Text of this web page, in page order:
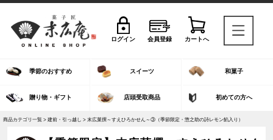
ログイン 会員登録 カートへ
季節のおすすめ スイーツ 和菓子
贈り物・ギフト 店頭受取商品 初めての方へ
商品カテゴリ一覧 > 建前・引っ越し > 末広菓撰～すえひろかせん～③（季節限定・惣之助の詩レモン餡入り）